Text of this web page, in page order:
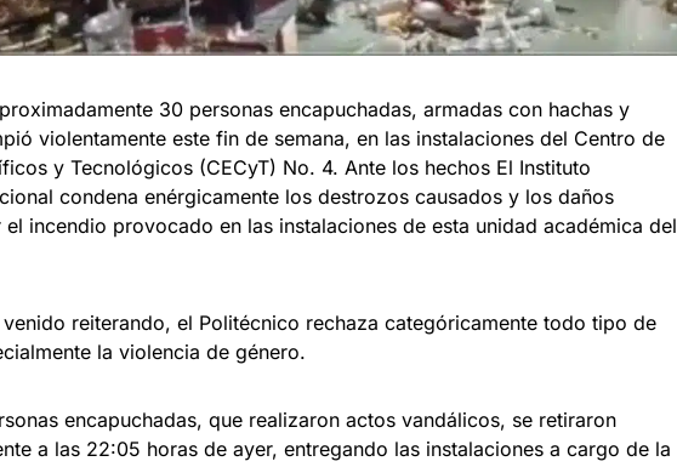
30 personas encapuchadas, armadas con hachas y
violentamente este fin de semana, en las instalaciones del Centro de
y Tecnológicos (CECyT) No. 4. Ante los hechos El Instituto
condena enérgicamente los destrozos causados y los daños
incendio provocado en las instalaciones de esta unidad académica del
venido reiterando, el Politécnico rechaza categóricamente todo tipo de
la violencia de género.
encapuchadas, que realizaron actos vandálicos, se retiraron
a las 22:05 horas de ayer, entregando las instalaciones a cargo de la